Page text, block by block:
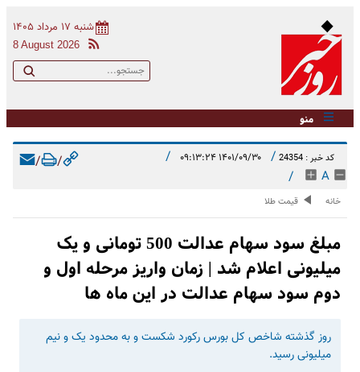
شنبه ۱۷ مرداد ۱۴۰۵
8 August 2026
منو
کد خبر : 24354 / ۱۴۰۱/۰۹/۳۰ ۰۹:۱۳:۲۴ /
A
/
/
/
خانه قیمت طلا
مبلغ سود سهام عدالت 500 تومانی و یک
میلیونی اعلام شد | زمان واریز مرحله اول و
دوم سود سهام عدالت در این ماه ها
روز گذشته شاخص کل بورس رکورد شکست و به محدود یک و نیم
میلیونی رسید.